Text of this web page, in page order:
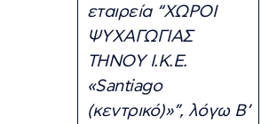
εταιρεία “ΧΩΡΟΙ
ΨΥΧΑΓΩΓΙΑΣ
ΤΗΝΟΥ Ι.Κ.Ε.
«Santiago
(κεντρικό)»”, λόγω Β’